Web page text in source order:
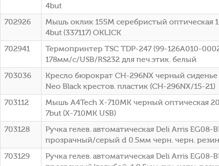
4but
702926
Мышь оклик 155M серебристый оптическая
4but (337117) OKLICK
702941
Термопринтер TSC TDP-247 (99-126A010-
178мм/с/USB/RS232 для печ.этик. белый
703036
Кресло бюрократ CH-296NX черный
Neo Black крестов. пластик (CH-296NX/15-21)
703112
Мышь A4Tech X-710MK черный оптическая
7but (X-710MK USB)
703128
Ручка гелев. автоматическая Deli Arris EG08-
прозрачный/серый d 0.5мм черн. черн.
703129
Ручка гелев. автоматическая Deli Arris EG08-